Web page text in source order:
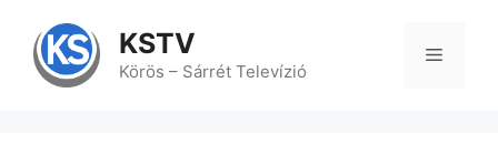
tartalomba
KSTV
Körös – Sárrét Televízió
Menü